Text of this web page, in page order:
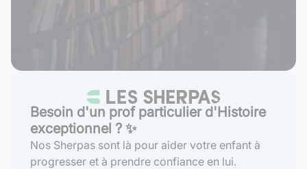
Besoin d'un prof particulier d'Histoire
exceptionnel ? ✨
Nos Sherpas sont là pour aider votre enfant à
progresser et à prendre confiance en lui.